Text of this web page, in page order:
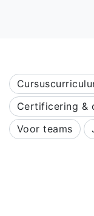
Certificering &
Voor teams